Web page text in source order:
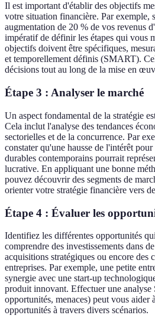
Il est important d'établir des objectifs
votre situation financière. Par exemple,
augmentation de 20 % de vos revenus
impératif de définir les étapes qui vous
objectifs doivent être spécifiques,
et temporellement définis (SMART).
décisions tout au long de la mise en
Étape 3 : Analyser le marché
Un aspect fondamental de la stratégie
Cela inclut l'analyse des tendances
sectorielles et de la concurrence. Par
constater qu'une hausse de l'intérêt pour
durables contemporains pourrait
lucrative. En appliquant une bonne
pouvez découvrir des segments de
orienter votre stratégie financière vers
Étape 4 : Évaluer les
Identifiez les différentes opportunités
comprendre des investissements dans
acquisitions stratégiques ou encore des
entreprises. Par exemple, une petite
synergie avec une start-up
produit innovant. Effectuer une analyse
opportunités, menaces) peut vous aider
opportunités à travers divers scénarios.